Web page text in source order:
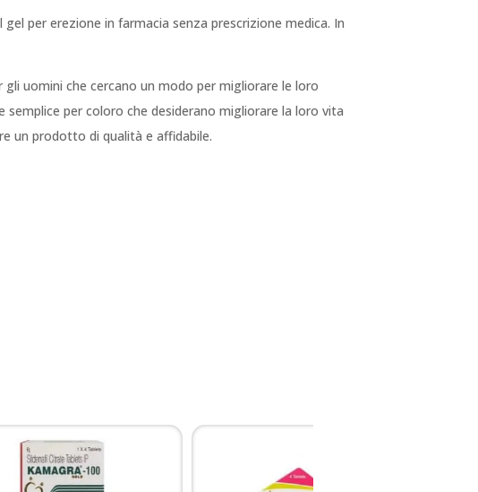
per erezione in farmacia senza prescrizione medica. In
uomini che cercano un modo per migliorare le loro
semplice per coloro che desiderano migliorare la loro vita
un prodotto di qualità e affidabile.